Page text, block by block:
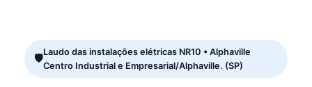
Laudo das instalações elétricas NR10 • Alphaville
Centro Industrial e Empresarial/Alphaville. (SP)